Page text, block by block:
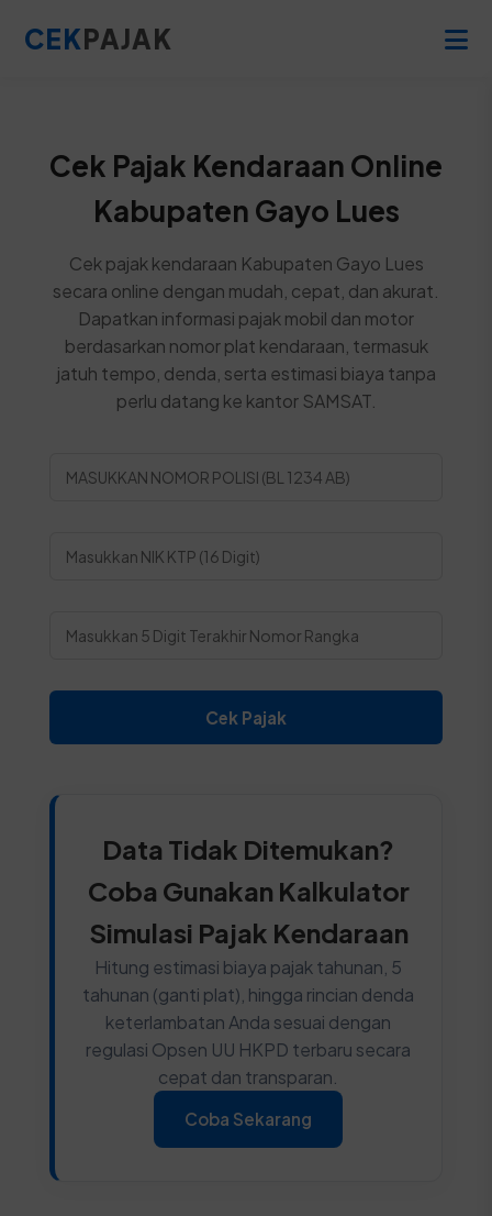
CEKPAJAK
Cek Pajak Kendaraan Online
Kabupaten Gayo Lues
Cek pajak kendaraan Kabupaten Gayo Lues
secara online dengan mudah, cepat, dan akurat.
Dapatkan informasi pajak mobil dan motor
berdasarkan nomor plat kendaraan, termasuk
jatuh tempo, denda, serta estimasi biaya tanpa
perlu datang ke kantor SAMSAT.
Cek Pajak
Data Tidak Ditemukan?
Coba Gunakan Kalkulator
Simulasi Pajak Kendaraan
Hitung estimasi biaya pajak tahunan, 5
tahunan (ganti plat), hingga rincian denda
keterlambatan Anda sesuai dengan
regulasi Opsen UU HKPD terbaru secara
cepat dan transparan.
Coba Sekarang